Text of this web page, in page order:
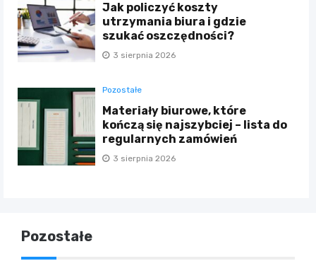
Jak policzyć koszty
utrzymania biura i gdzie
szukać oszczędności?
3 sierpnia 2026
Pozostałe
Materiały biurowe, które
kończą się najszybciej – lista do
regularnych zamówień
3 sierpnia 2026
Pozostałe